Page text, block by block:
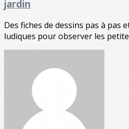
jardin
Des fiches de dessins pas à pas
ludiques pour observer les